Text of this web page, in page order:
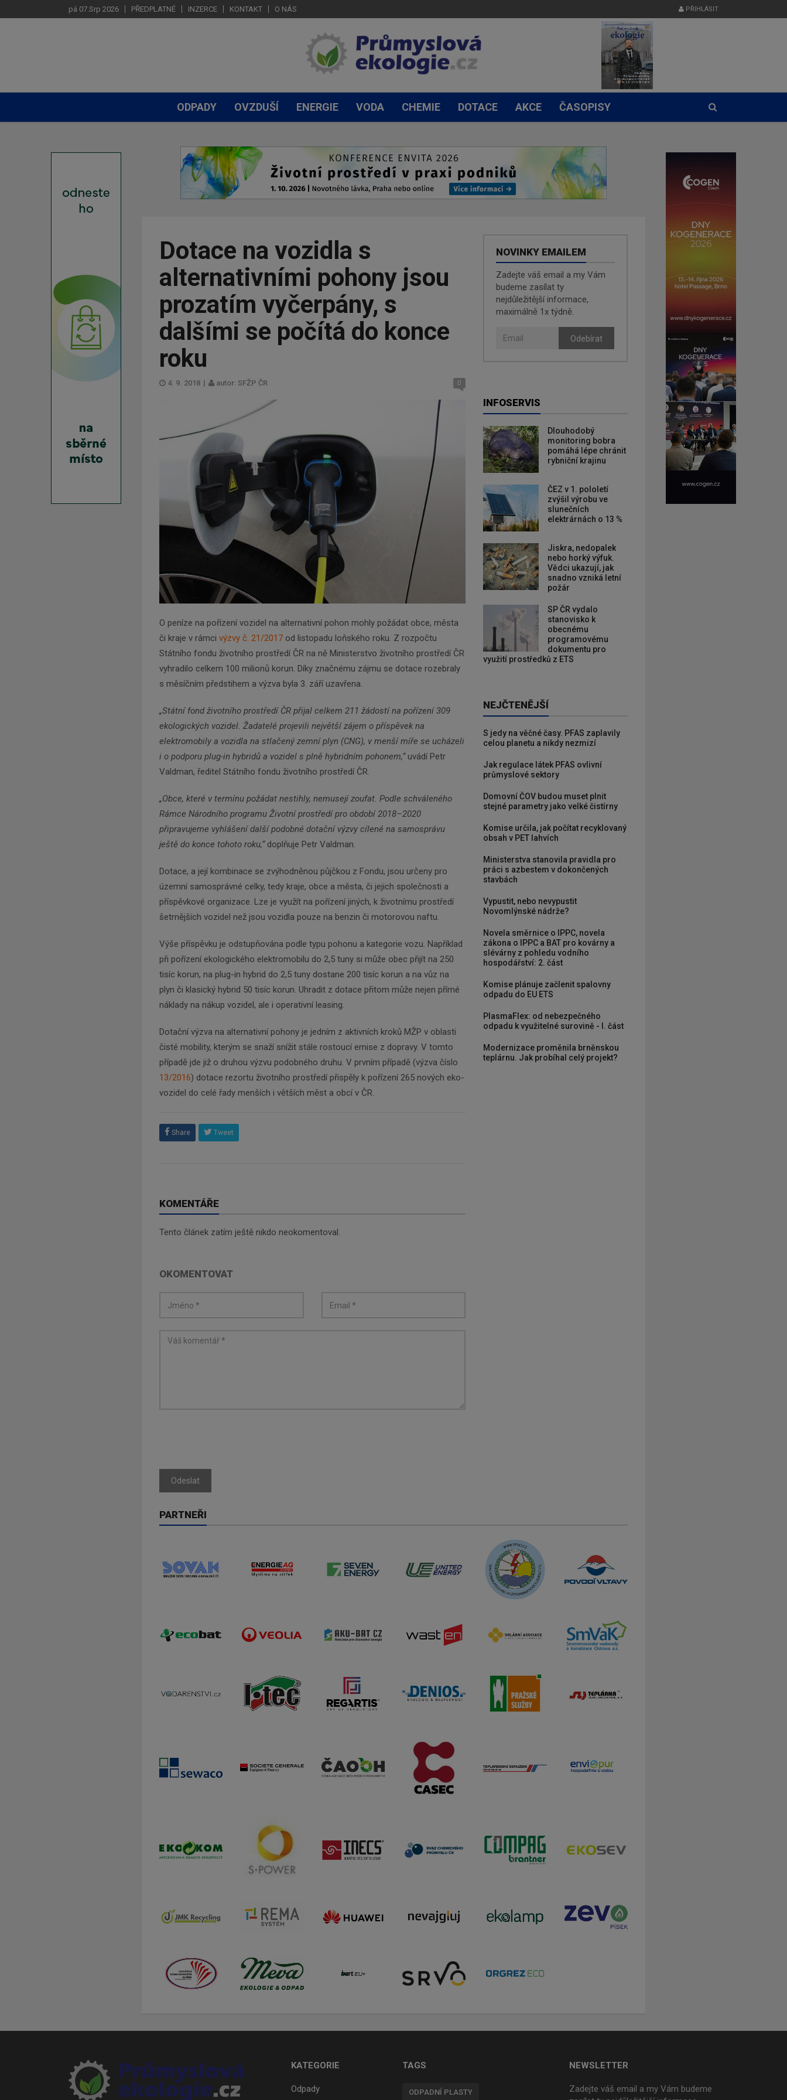
pá 07.Srp 2026 PŘEDPLATNÉ INZERCE KONTAKT O NÁS PŘIHLÁSIT
ODPADY OVZDUŠÍ ENERGIE VODA CHEMIE DOTACE AKCE ČASOPISY
Dotace na vozidla s
alternativními pohony jsou
prozatím vyčerpány, s
dalšími se počítá do konce
roku
4. 9. 2018 | autor: SFŽP ČR 0
O peníze na pořízení vozidel na alternativní pohon mohly požádat obce, města
či kraje v rámci výzvy č. 21/2017 od listopadu loňského roku. Z rozpočtu
Státního fondu životního prostředí ČR na ně Ministerstvo životního prostředí ČR
vyhradilo celkem 100 milionů korun. Díky značnému zájmu se dotace rozebraly
s měsíčním předstihem a výzva byla 3. září uzavřena.
„Státní fond životního prostředí ČR přijal celkem 211 žádostí na pořízení 309
ekologických vozidel. Žadatelé projevili největší zájem o příspěvek na
elektromobily a vozidla na stlačený zemní plyn (CNG), v menší míře se ucházeli
i o podporu plug-in hybridů a vozidel s plně hybridním pohonem,“uvádí Petr
Valdman, ředitel Státního fondu životního prostředí ČR.
„Obce, které v termínu požádat nestihly, nemusejí zoufat. Podle schváleného
Rámce Národního programu Životní prostředí pro období 2018–2020
připravujeme vyhlášení další podobné dotační výzvy cílené na samosprávu
ještě do konce tohoto roku,“doplňuje Petr Valdman.
Dotace, a její kombinace se zvýhodněnou půjčkou z Fondu, jsou určeny pro
územní samosprávné celky, tedy kraje, obce a města, či jejich společnosti a
příspěvkové organizace. Lze je využít na pořízení jiných, k životnímu prostředí
šetrnějších vozidel než jsou vozidla pouze na benzin či motorovou naftu.
Výše příspěvku je odstupňována podle typu pohonu a kategorie vozu. Například
při pořízení ekologického elektromobilu do 2,5 tuny si může obec přijít na 250
tisíc korun, na plug-in hybrid do 2,5 tuny dostane 200 tisíc korun a na vůz na
plyn či klasický hybrid 50 tisíc korun. Uhradit z dotace přitom může nejen přímé
náklady na nákup vozidel, ale i operativní leasing.
Dotační výzva na alternativní pohony je jedním z aktivních kroků MŽP v oblasti
čisté mobility, kterým se snaží snížit stále rostoucí emise z dopravy. V tomto
případě jde již o druhou výzvu podobného druhu. V prvním případě (výzva číslo
13/2016) dotace rezortu životního prostředí přispěly k pořízení 265 nových eko-
vozidel do celé řady menších i větších měst a obcí v ČR.
Share Tweet
KOMENTÁŘE
Tento článek zatím ještě nikdo neokomentoval.
OKOMENTOVAT
Odeslat
NOVINKY EMAILEM
Zadejte váš email a my Vám
budeme zasílat ty
nejdůležitější informace,
maximálně 1x týdně.
Odebírat
INFOSERVIS
Dlouhodobý
monitoring bobra
pomáhá lépe chránit
rybniční krajinu
ČEZ v 1. pololetí
zvýšil výrobu ve
slunečních
elektrárnách o 13 %
Jiskra, nedopalek
nebo horký výfuk.
Vědci ukazují, jak
snadno vzniká letní
požár
SP ČR vydalo
stanovisko k
obecnému
programovému
dokumentu pro
využití prostředků z ETS
NEJČTENĚJŠÍ
S jedy na věčné časy. PFAS zaplavily
celou planetu a nikdy nezmizí
Jak regulace látek PFAS ovlivní
průmyslové sektory
Domovní ČOV budou muset plnit
stejné parametry jako velké čistírny
Komise určila, jak počítat recyklovaný
obsah v PET lahvích
Ministerstva stanovila pravidla pro
práci s azbestem v dokončených
stavbách
Vypustit, nebo nevypustit
Novomlýnské nádrže?
Novela směrnice o IPPC, novela
zákona o IPPC a BAT pro kovárny a
slévárny z pohledu vodního
hospodářství: 2. část
Komise plánuje začlenit spalovny
odpadu do EU ETS
PlasmaFlex: od nebezpečného
odpadu k využitelné surovině - I. část
Modernizace proměnila brněnskou
teplárnu. Jak probíhal celý projekt?
PARTNEŘI
KATEGORIE
Odpady
TAGS
ODPADNÍ PLASTY
NEWSLETTER
Zadejte váš email a my Vám budeme